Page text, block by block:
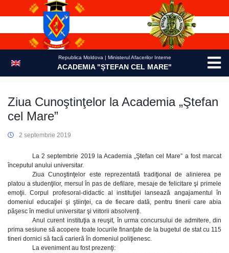
Republica Moldova | Ministerul Afacerilor Interne
ACADEMIA "ŞTEFAN CEL MARE"
Ziua Cunoştinţelor la Academia „Ştefan
cel Mare”
2 septembrie 2019
La 2 septembrie 2019 la Academia „Ştefan cel Mare” a fost marcat
începutul anului universitar.
Ziua Cunoştinţelor este reprezentată tradiţional de alinierea pe
platou a studenţilor, mersul în pas de defilare, mesaje de felicitare şi primele
emoţii. Corpul profesoral-didactic al instituţiei lansează angajamentul în
domeniul educaţiei şi ştiinţei, ca de fiecare dată, pentru tinerii care abia
păşesc în mediul universitar şi viitorii absolvenţi.
Anul curent instituţia a reuşit, în urma concursului de admitere, din
prima sesiune să acopere toate locurile finanţate de la bugetul de stat cu 115
tineri dornici să facă carieră în domeniul poliţienesc.
La eveniment au fost prezenţi: